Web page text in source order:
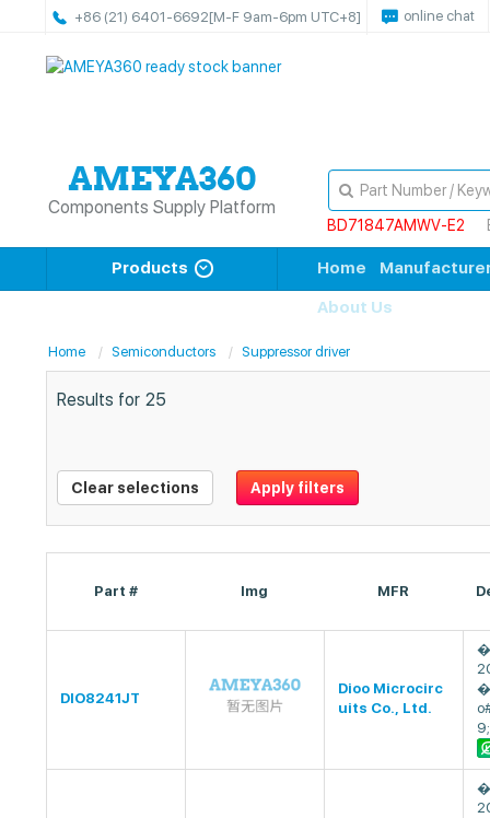
+86 (21) 6401-6692[M-F 9am-6pm UTC+8] online chat
Components Supply Platform
BD71847AMWV-E2
Products Home
About Us
Home Semiconductors Suppressor driver
Results for 25
Clear selections Apply filters
Part # Img MFR
DIO8241JT
Dioo Microcirc
uits Co., Ltd.